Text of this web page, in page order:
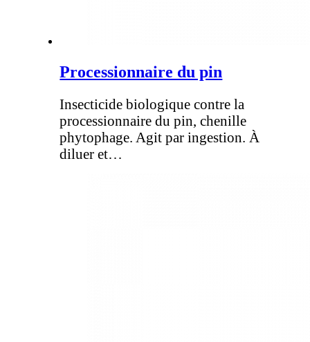
Processionnaire du pin
Insecticide biologique contre la
processionnaire du pin, chenille
phytophage. Agit par ingestion. À
diluer et…